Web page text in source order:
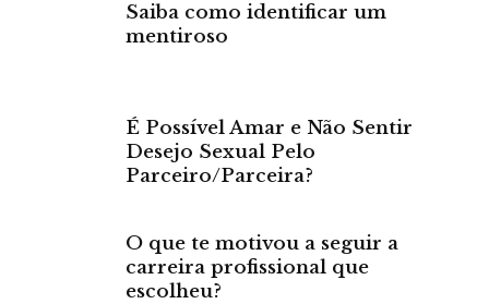
Saiba como identificar um
mentiroso
É Possível Amar e Não Sentir
Desejo Sexual Pelo
Parceiro/Parceira?
O que te motivou a seguir a
carreira profissional que
escolheu?